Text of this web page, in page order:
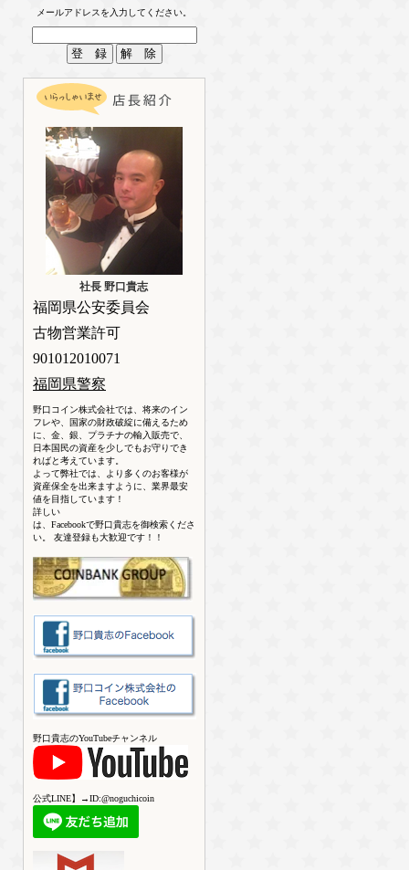
メールアドレスを入力してください。
社長 野口貴志
福岡県公安委員会
古物営業許可
901012010071
福岡県警察
野口コイン株式会社では、将来のイン
フレや、国家の財政破綻に備えるため
に、金、銀、プラチナの輸入販売で、
日本国民の資産を少しでもお守りでき
ればと考えています。
よって弊社では、より多くのお客様が
資産保全を出来ますように、業界最安
値を目指しています！
詳しい
は、Facebookで野口貴志を御検索くださ
い。 友達登録も大歓迎です！！
野口貴志のYouTubeチャンネル
公式LINE】→ID:@noguchicoin